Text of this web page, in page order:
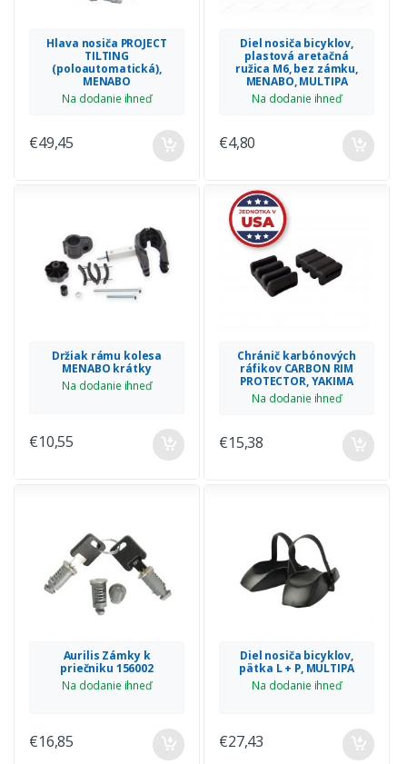
Hlava nosiča PROJECT
TILTING
(poloautomatická),
MENABO
Na dodanie ihneď
€49,45
Diel nosiča bicyklov,
plastová aretačná
ružica M6, bez zámku,
MENABO, MULTIPA
Na dodanie ihneď
€4,80
Držiak rámu kolesa
MENABO krátky
Na dodanie ihneď
€10,55
Chránič karbónových
ráfikov CARBON RIM
PROTECTOR, YAKIMA
Na dodanie ihneď
€15,38
Aurilis Zámky k
priečniku 156002
Na dodanie ihneď
€16,85
Diel nosiča bicyklov,
pätka L + P, MULTIPA
Na dodanie ihneď
€27,43